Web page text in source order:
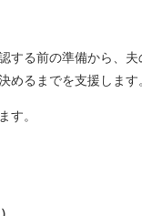
する前の準備から、
めるまでを支援します
す。